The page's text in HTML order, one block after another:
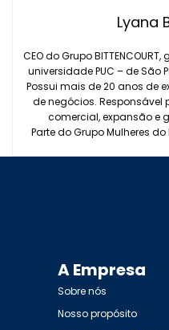
Lyana
CEO do Grupo
universidade PUC – de São
Possui mais de 20 anos de
de negócios. Responsável
comercial, expansão e
Parte do Grupo Mulheres
A Empresa
Sobre nós
Nosso propósito